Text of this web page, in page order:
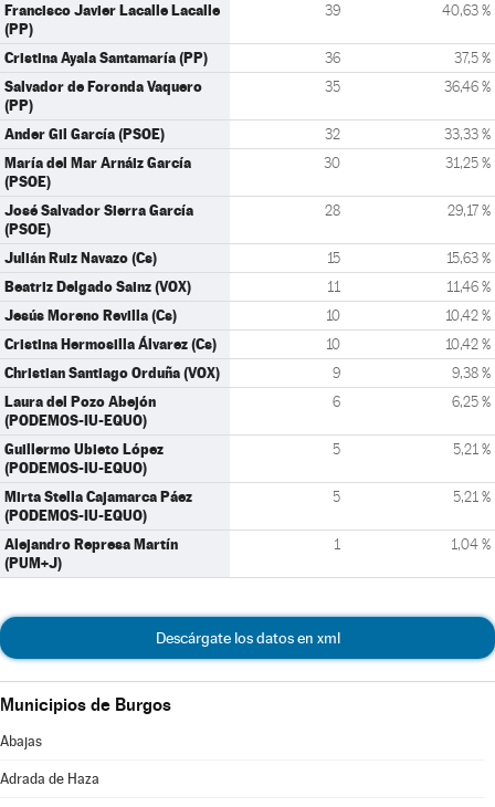
Francisco Javier Lacalle Lacalle
(PP)
39 40,63 %
Cristina Ayala Santamaría (PP) 36 37,5 %
Salvador de Foronda Vaquero
(PP)
35 36,46 %
Ander Gil García (PSOE) 32 33,33 %
María del Mar Arnáiz García
(PSOE)
30 31,25 %
José Salvador Sierra García
(PSOE)
28 29,17 %
Julián Ruiz Navazo (Cs) 15 15,63 %
Beatriz Delgado Sainz (VOX) 11 11,46 %
Jesús Moreno Revilla (Cs) 10 10,42 %
Cristina Hermosilla Álvarez (Cs) 10 10,42 %
Christian Santiago Orduña (VOX) 9 9,38 %
Laura del Pozo Abejón
(PODEMOS-IU-EQUO)
6 6,25 %
Guillermo Ubieto López
(PODEMOS-IU-EQUO)
5 5,21 %
Mirta Stella Cajamarca Páez
(PODEMOS-IU-EQUO)
5 5,21 %
Alejandro Represa Martín
(PUM+J)
1 1,04 %
Descárgate los datos en xml
Municipios de Burgos
Abajas
Adrada de Haza